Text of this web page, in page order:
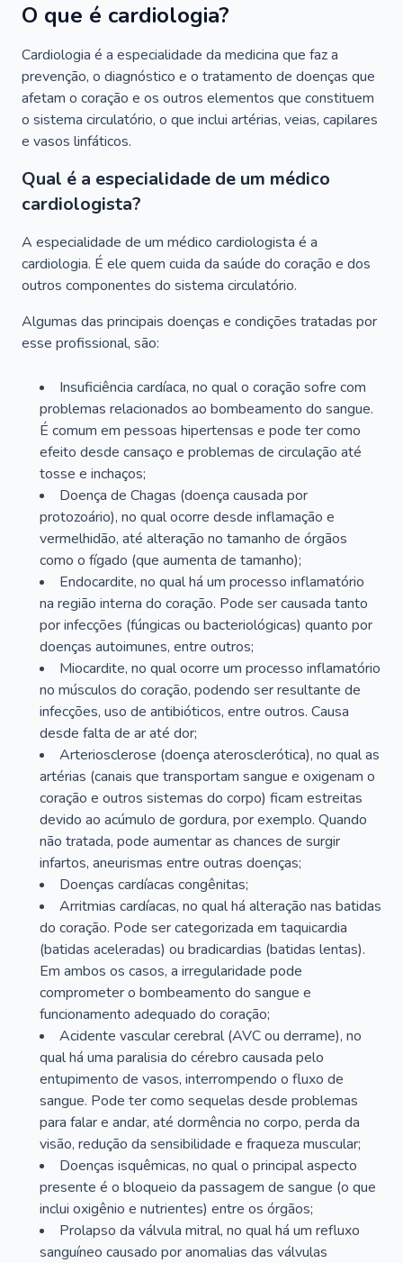
O que é cardiologia?
Cardiologia é a especialidade da medicina que faz a
prevenção, o diagnóstico e o tratamento de doenças que
afetam o coração e os outros elementos que constituem
o sistema circulatório, o que inclui artérias, veias, capilares
e vasos linfáticos.
Qual é a especialidade de um médico
cardiologista?
A especialidade de um médico cardiologista é a
cardiologia. É ele quem cuida da saúde do coração e dos
outros componentes do sistema circulatório.
Algumas das principais doenças e condições tratadas por
esse profissional, são:
Insuficiência cardíaca, no qual o coração sofre com
problemas relacionados ao bombeamento do sangue.
É comum em pessoas hipertensas e pode ter como
efeito desde cansaço e problemas de circulação até
tosse e inchaços;
Doença de Chagas (doença causada por
protozoário), no qual ocorre desde inflamação e
vermelhidão, até alteração no tamanho de órgãos
como o fígado (que aumenta de tamanho);
Endocardite, no qual há um processo inflamatório
na região interna do coração. Pode ser causada tanto
por infecções (fúngicas ou bacteriológicas) quanto por
doenças autoimunes, entre outros;
Miocardite, no qual ocorre um processo inflamatório
no músculos do coração, podendo ser resultante de
infecções, uso de antibióticos, entre outros. Causa
desde falta de ar até dor;
Arteriosclerose (doença aterosclerótica), no qual as
artérias (canais que transportam sangue e oxigenam o
coração e outros sistemas do corpo) ficam estreitas
devido ao acúmulo de gordura, por exemplo. Quando
não tratada, pode aumentar as chances de surgir
infartos, aneurismas entre outras doenças;
Doenças cardíacas congênitas;
Arritmias cardíacas, no qual há alteração nas batidas
do coração. Pode ser categorizada em taquicardia
(batidas aceleradas) ou bradicardias (batidas lentas).
Em ambos os casos, a irregularidade pode
comprometer o bombeamento do sangue e
funcionamento adequado do coração;
Acidente vascular cerebral (AVC ou derrame), no
qual há uma paralisia do cérebro causada pelo
entupimento de vasos, interrompendo o fluxo de
sangue. Pode ter como sequelas desde problemas
para falar e andar, até dormência no corpo, perda da
visão, redução da sensibilidade e fraqueza muscular;
Doenças isquêmicas, no qual o principal aspecto
presente é o bloqueio da passagem de sangue (o que
inclui oxigênio e nutrientes) entre os órgãos;
Prolapso da válvula mitral, no qual há um refluxo
sanguíneo causado por anomalias das válvulas